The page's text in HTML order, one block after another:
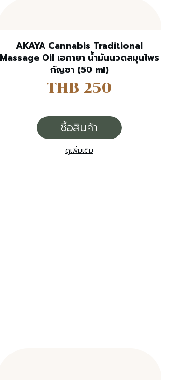
AKAYA Cannabis Traditional
Massage Oil เอกายา น้ำมันนวดสมุนไพร
กัญชา (50 ml)
THB 250
ซื้อสินค้า
ดูเพิ่มเติม